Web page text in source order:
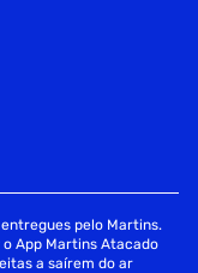
pelo Martins.
App Martins Atacado
a saírem do ar